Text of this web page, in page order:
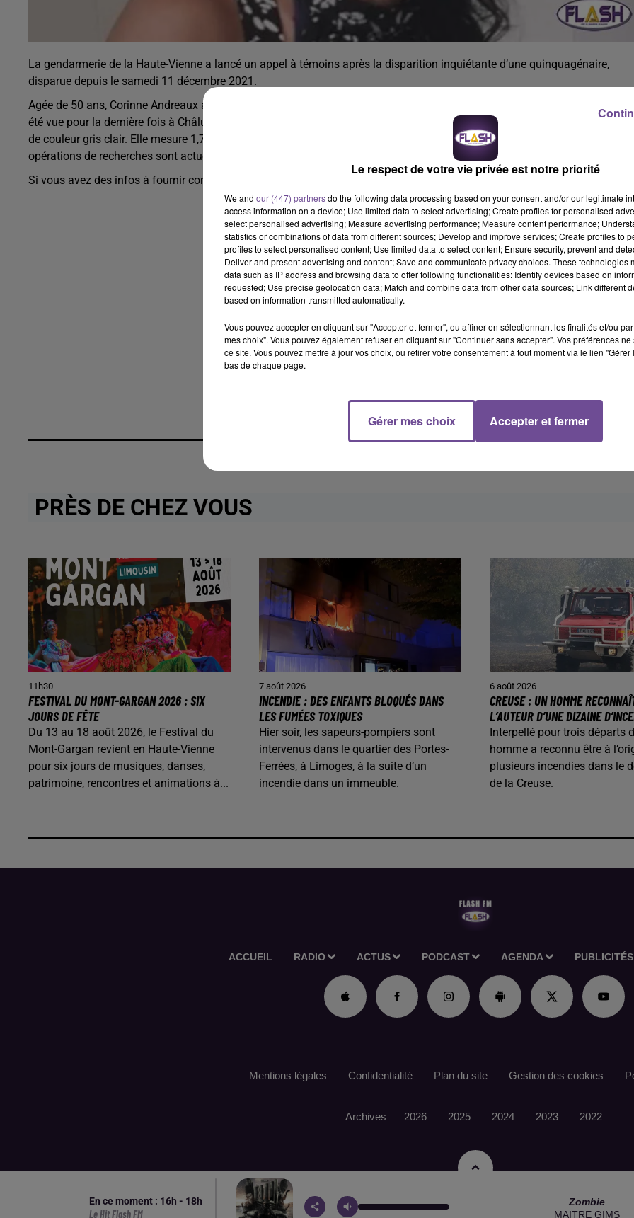
La gendarmerie de la Haute-Vienne a lancé un appel à témoins après la disparition inquiétante d’une quinquagénaire,
disparue depuis le samedi 11 décembre 2021.
Agée de 50 ans, Corinne Andreaux a quitté le centre hospitalier psychiatrique Esquirol de Limoges sans permission. Elle a
été vue pour la dernière fois à Châlus et depuis elle n’a plus donné signe de vie. Elle est parti à bord de son véhicule une
de couleur gris clair. Elle mesure 1,70m est de corpulence fine, à les cheveux bruns et longs avec les yeux verts. Des
opérations de recherches sont actuellement menées avec le renfort aérien d'un hélicoptère.
Si vous avez des infos à fournir contactez la gendarmerie de Châlus au 05 55 78 41 11 ou le 17.
PRÈS DE CHEZ VOUS
11h30
FESTIVAL DU MONT-GARGAN 2026 : SIX
JOURS DE FÊTE
Du 13 au 18 août 2026, le Festival du
Mont-Gargan revient en Haute-Vienne
pour six jours de musiques, danses,
patrimoine, rencontres et animations à...
7 août 2026
INCENDIE : DES ENFANTS BLOQUÉS DANS
LES FUMÉES TOXIQUES
Hier soir, les sapeurs-pompiers sont
intervenus dans le quartier des Portes-
Ferrées, à Limoges, à la suite d’un
incendie dans un immeuble.
6 août 2026
CREUSE : UN HOMME
L’AUTEUR D’UNE DIZAINE
Interpellé pour trois départs
homme a reconnu être à
plusieurs incendies dans le
de la Creuse.
ACCUEIL RADIO ACTUS PODCAST AGENDA PUBLICITÉS
En ce moment : 16h - 18h
Le Hit Flash FM
Zombie
MAITRE GIMS
Mentions légales Confidentialité Plan du site Gestion des cookies
Archives 2026 2025 2024 2023 2022
Le respect de votre vie privée est notre priorité
We and our (447) partnersdo the following data processing based on your consent and/or our legitimate
access information on a device; Use limited data to select advertising; Create profiles for personalised
select personalised advertising; Measure advertising performance; Measure content performance;
statistics or combinations of data from different sources; Develop and improve services; Create profiles to
profiles to select personalised content; Use limited data to select content; Ensure security, prevent and
Deliver and present advertising and content; Save and communicate privacy choices. These technologies
data such as IP address and browsing data to offer following functionalities: Identify devices based on
requested; Use precise geolocation data; Match and combine data from other data sources; Link different
based on information transmitted automatically.
Vous pouvez accepter en cliquant sur "Accepter et fermer", ou affiner en sélectionnant les finalités et/ou
mes choix". Vous pouvez également refuser en cliquant sur "Continuer sans accepter". Vos préférences
ce site. Vous pouvez mettre à jour vos choix, ou retirer votre consentement à tout moment via le lien
bas de chaque page.
Gérer mes choix Accepter et fermer